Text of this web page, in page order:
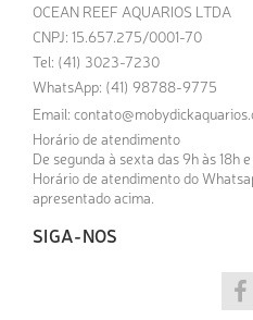
OCEAN REEF AQUARIOS LTDA
CNPJ: 15.657.275/0001-70
Tel: (41) 3023-7230
WhatsApp: (41) 98788-9775
Email:
Horário de atendimento
De segunda à sexta das 9h às 18h
Horário de atendimento do
apresentado acima.
SIGA-NOS